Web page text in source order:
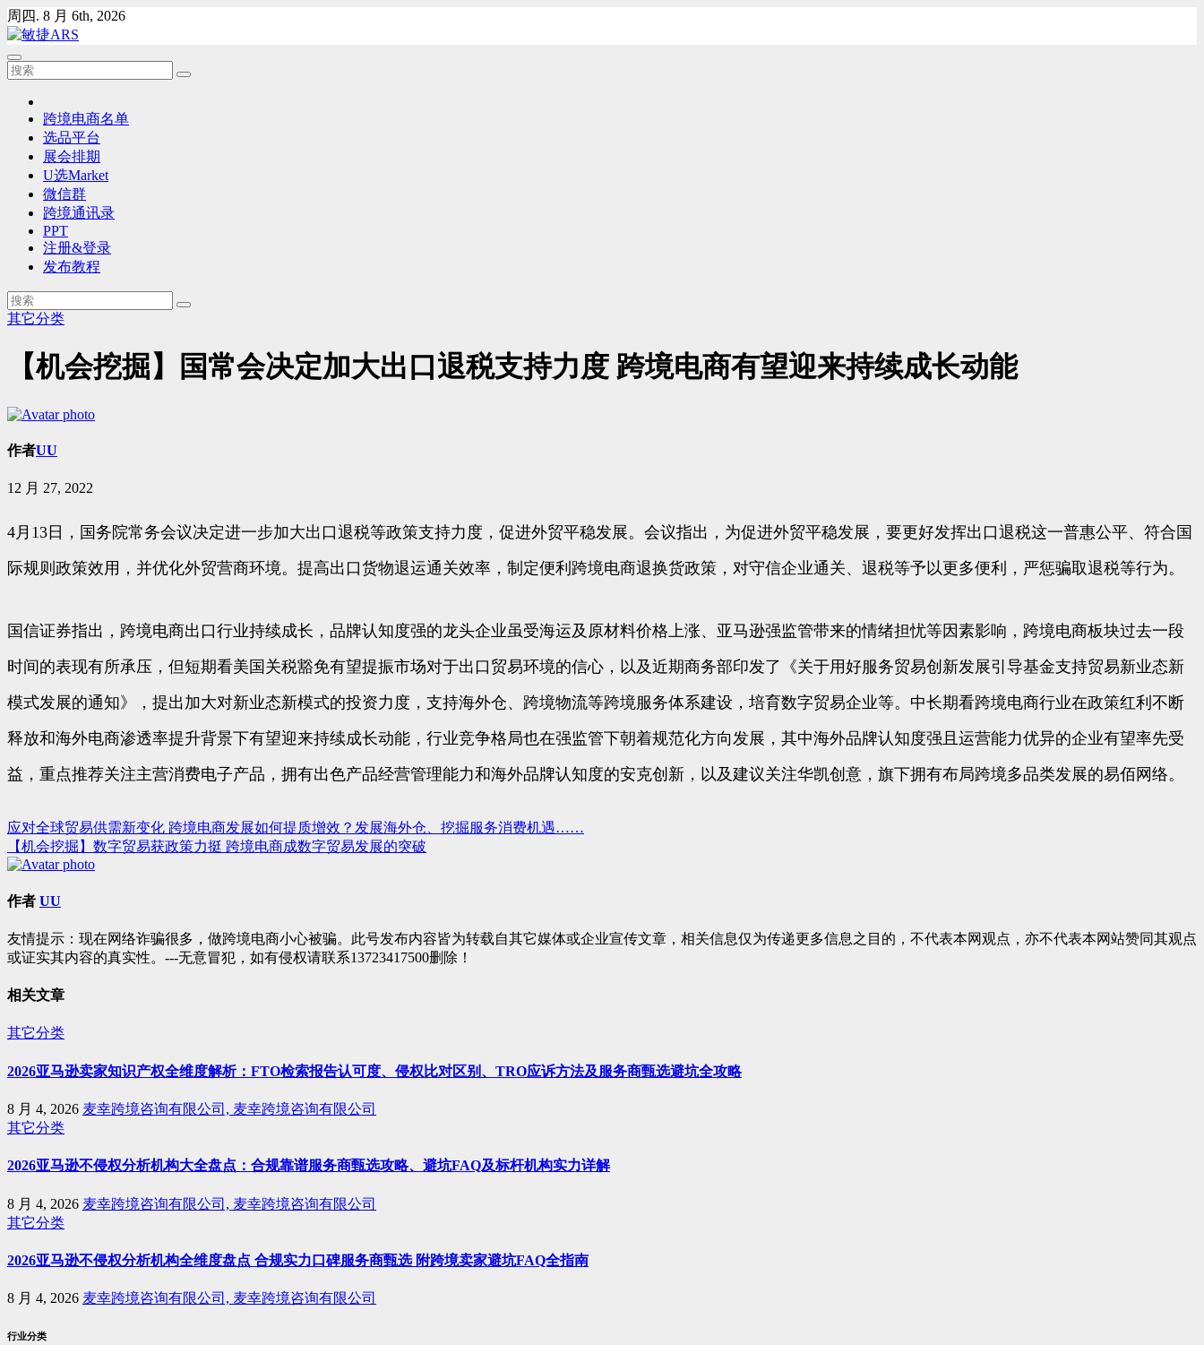
Skip
to
content
周四. 8 月 6th, 2026
跨境电商名单
选品平台
展会排期
U选Market
微信群
跨境通讯录
PPT
注册&登录
发布教程
其它分类
【机会挖掘】国常会决定加大出口退税支持力度 跨境电商有望迎来持续成长动能
作者UU
12 月 27, 2022
4月13日，国务院常务会议决定进一步加大出口退税等政策支持力度，促进外贸平稳发展。会议指出，为促进外贸平稳发展，要更好发挥出口退税这一普惠公平、符合国
际规则政策效用，并优化外贸营商环境。提高出口货物退运通关效率，制定便利跨境电商退换货政策，对守信企业通关、退税等予以更多便利，严惩骗取退税等行为。
国信证券指出，跨境电商出口行业持续成长，品牌认知度强的龙头企业虽受海运及原材料价格上涨、亚马逊强监管带来的情绪担忧等因素影响，跨境电商板块过去一段
时间的表现有所承压，但短期看美国关税豁免有望提振市场对于出口贸易环境的信心，以及近期商务部印发了《关于用好服务贸易创新发展引导基金支持贸易新业态新
模式发展的通知》，提出加大对新业态新模式的投资力度，支持海外仓、跨境物流等跨境服务体系建设，培育数字贸易企业等。中长期看跨境电商行业在政策红利不断
释放和海外电商渗透率提升背景下有望迎来持续成长动能，行业竞争格局也在强监管下朝着规范化方向发展，其中海外品牌认知度强且运营能力优异的企业有望率先受
益，重点推荐关注主营消费电子产品，拥有出色产品经营管理能力和海外品牌认知度的安克创新，以及建议关注华凯创意，旗下拥有布局跨境多品类发展的易佰网络。
文
章
导
应对全球贸易供需新变化 跨境电商发展如何提质增效？发展海外仓、挖掘服务消费机遇……
【机会挖掘】数字贸易获政策力挺 跨境电商成数字贸易发展的突破
作者 UU
友情提示：现在网络诈骗很多，做跨境电商小心被骗。此号发布内容皆为转载自其它媒体或企业宣传文章，相关信息仅为传递更多信息之目的，不代表本网观点，亦不代表本网站赞同其观点
或证实其内容的真实性。---无意冒犯，如有侵权请联系13723417500删除！
相关文章
其它分类
2026亚马逊卖家知识产权全维度解析：FTO检索报告认可度、侵权比对区别、TRO应诉方法及服务商甄选避坑全攻略
8 月 4, 2026 麦幸跨境咨询有限公司, 麦幸跨境咨询有限公司
其它分类
2026亚马逊不侵权分析机构大全盘点：合规靠谱服务商甄选攻略、避坑FAQ及标杆机构实力详解
8 月 4, 2026 麦幸跨境咨询有限公司, 麦幸跨境咨询有限公司
其它分类
2026亚马逊不侵权分析机构全维度盘点 合规实力口碑服务商甄选 附跨境卖家避坑FAQ全指南
8 月 4, 2026 麦幸跨境咨询有限公司, 麦幸跨境咨询有限公司
行业分类